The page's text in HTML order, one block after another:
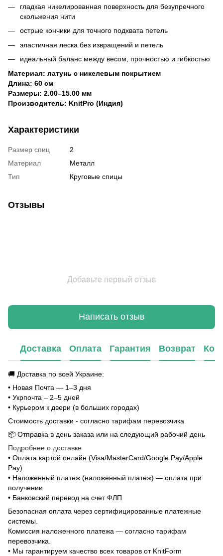
гладкая никелированная поверхность для безупречного
скольжения нити
острые кончики для точного подхвата петель
эластичная леска без извращений и петель
идеальный баланс между весом, прочностью и гибкостью
Материал: латунь с никелевым покрытием
Длина: 60 см
Размеры: 2.00–15.00 мм
Производитель: KnitPro (Индия)
Характеристики
Размер спиц
2
Материал
Металл
Тип
Круговые спицы
Отзывы
Добавьте первый отзыв
Написать отзыв
Доставка Оплата Гарантия Возврат
🚚 Доставка по всей Украине:
• Новая Почта — 1–3 дня
• Укрпочта – 2–5 дней
• Курьером к двери (в больших городах)
Стоимость доставки - согласно тарифам перевозчика
📦 Отправка в день заказа или на следующий рабочий день
Подробнее о доставке
• Оплата картой онлайн (Visa/MasterCard/Google Pay/Apple
Pay)
• Наложенный платеж (наложенный платеж) — оплата при
получении
• Банковский перевод на счет ФЛП
Безопасная оплата через сертифицированные платежные
системы.
Комиссия наложенного платежа — согласно тарифам
перевозчика.
• Мы гарантируем качество всех товаров от KnitForm